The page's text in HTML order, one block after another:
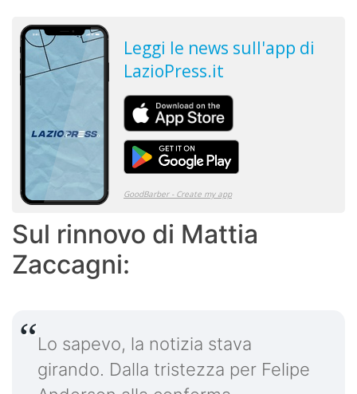
Sul rinnovo di Mattia
Zaccagni:
Lo sapevo, la notizia stava
girando. Dalla tristezza per Felipe